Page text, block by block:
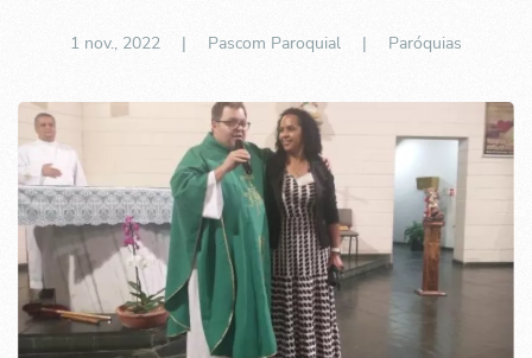
1 nov., 2022 | Pascom Paroquial | Paróquias